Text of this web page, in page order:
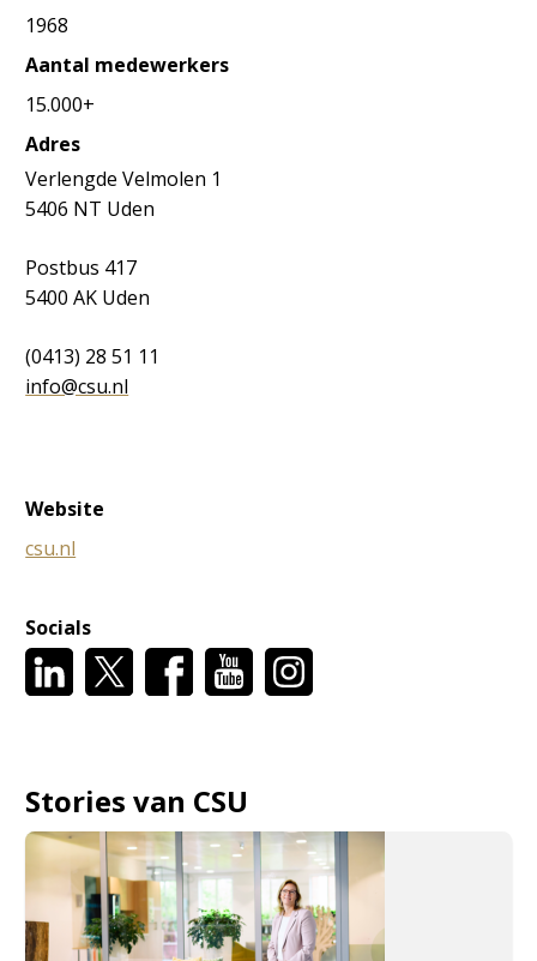
1968
Aantal medewerkers
15.000+
Adres
Verlengde Velmolen 1
5406 NT Uden
Postbus 417
5400 AK Uden
(0413) 28 51 11
info@csu.nl
Website
csu.nl
Socials
Stories van CSU